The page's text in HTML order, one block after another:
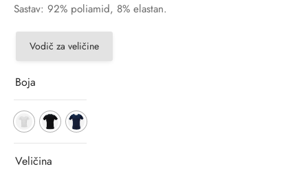
Sastav: 92% poliamid, 8% elastan.
Vodič za veličine
Boja
Veličina